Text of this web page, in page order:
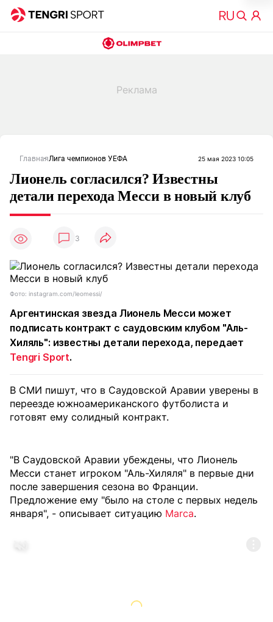
ГлавнаяЛига чемпионов УЕФА 25 мая 2023 10:05
Лионель согласился? Известны
детали перехода Месси в новый клуб
3
Фото: instagram.com/leomessi/
Аргентинская звезда Лионель Месси может
подписать контракт с саудовским клубом "Аль-
Хиляль": известны детали перехода, передает
Tengri Sport.
В СМИ пишут, что в Саудовской Аравии уверены в
переезде южноамериканского футболиста и
готовят ему солидный контракт.
"В Саудовской Аравии убеждены, что Лионель
Месси станет игроком "Аль-Хиляля" в первые дни
после завершения сезона во Франции.
Предложение ему "было на столе с первых недель
января", - описывает ситуацию Marca.